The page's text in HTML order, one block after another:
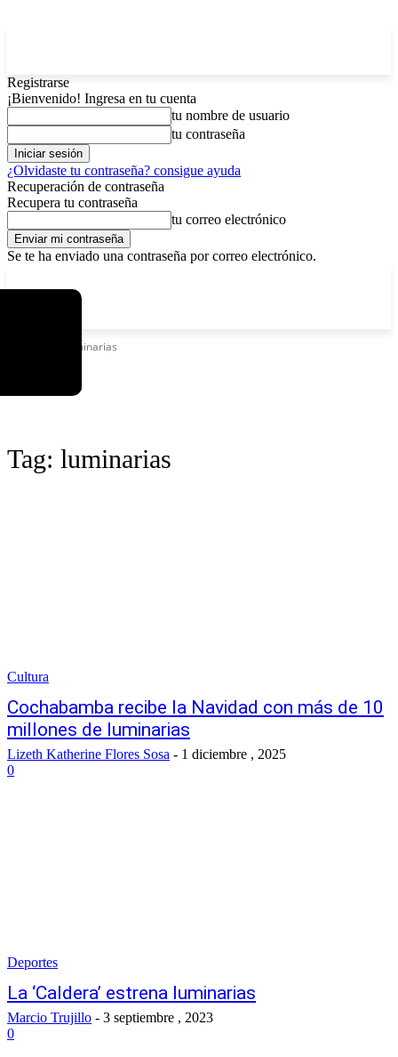
Registrarse
¡Bienvenido! Ingresa en tu cuenta
tu nombre de usuario
tu contraseña
¿Olvidaste tu contraseña? consigue ayuda
Recuperación de contraseña
Recupera tu contraseña
tu correo electrónico
Se te ha enviado una contraseña por correo electrónico.
Luminarias
Tag: luminarias
Cultura
Cochabamba recibe la Navidad con más de 10
millones de luminarias
Lizeth Katherine Flores Sosa - 1 diciembre , 2025
0
Deportes
La ‘Caldera’ estrena luminarias
Marcio Trujillo - 3 septiembre , 2023
0